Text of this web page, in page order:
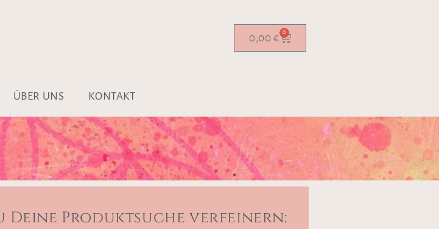
0,00 € 0
ÜBER UNS KONTAKT
Deine Produktsuche verfeinern: